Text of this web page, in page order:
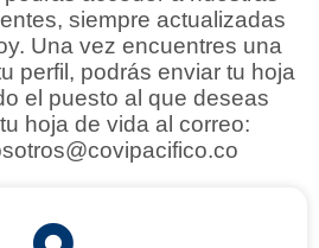
siempre actualizadas
Una vez encuentres una
perfil, podrás enviar tu hoja
el puesto al que deseas
hoja de vida al correo: